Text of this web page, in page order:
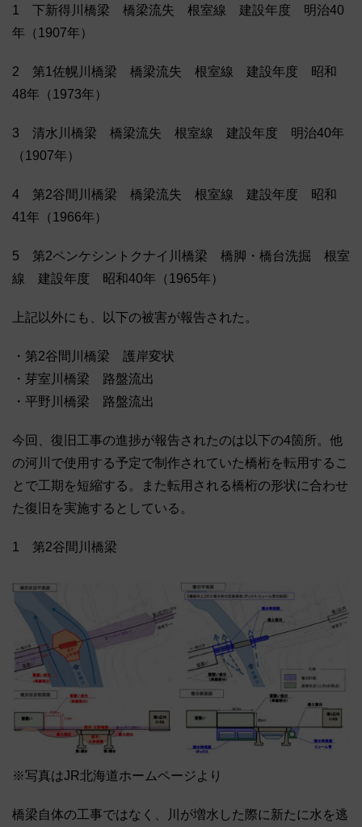
1 下新得川橋梁 橋梁流失 根室線 建設年度 明治40
年（1907年）
2 第1佐幌川橋梁 橋梁流失 根室線 建設年度 昭和
48年（1973年）
3 清水川橋梁 橋梁流失 根室線 建設年度 明治40年
（1907年）
4 第2谷間川橋梁 橋梁流失 根室線 建設年度 昭和
41年（1966年）
5 第2ペンケシントクナイ川橋梁 橋脚・橋台洗掘 根室
線 建設年度 昭和40年（1965年）
上記以外にも、以下の被害が報告された。
・第2谷間川橋梁 護岸変状
・芽室川橋梁 路盤流出
・平野川橋梁 路盤流出
今回、復旧工事の進捗が報告されたのは以下の4箇所。他
の河川で使用する予定で制作されていた橋桁を転用するこ
とで工期を短縮する。また転用される橋桁の形状に合わせ
た復旧を実施するとしている。
1 第2谷間川橋梁
※写真はJR北海道ホームページより
橋梁自体の工事ではなく、川が増水した際に新たに水を逃